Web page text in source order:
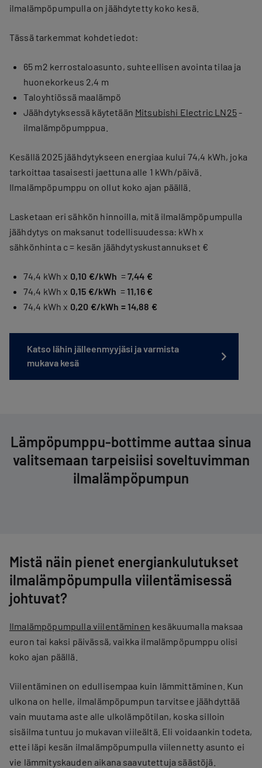
ilmalämpöpumpulla on jäähdytetty koko kesä.
Tässä tarkemmat kohdetiedot:
65 m2 kerrostaloasunto, suhteellisen avointa tilaa ja
huonekorkeus 2,4 m
Taloyhtiössä maalämpö
Jäähdytyksessä käytetään Mitsubishi Electric LN25-
ilmalämpöpumppua.
Kesällä 2025 jäähdytykseen energiaa kului 74,4 kWh, joka
tarkoittaa tasaisesti jaettuna alle 1 kWh/päivä.
Ilmalämpöpumppu on ollut koko ajan päällä.
Lasketaan eri sähkön hinnoilla, mitä ilmalämpöpumpulla
jäähdytys on maksanut todellisuudessa: kWh x
sähkönhinta c = kesän jäähdytyskustannukset €
74,4 kWh x 0,10 €/kWh =7,44 €
74,4 kWh x 0,15 €/kWh =11,16 €
74,4 kWh x 0,20 €/kWh = 14,88 €
Katso lähin jälleenmyyjäsi ja varmista
mukava kesä
Lämpöpumppu-bottimme auttaa sinua
valitsemaan tarpeisiisi so­vel­tu­vim­man
il­ma­läm­pö­pum­pun
Mistä näin pienet energiankulutukset
ilmalämpöpumpulla viilentämisessä
johtuvat?
Ilmalämpöpumpulla viilentäminen kesäkuumalla maksaa
euron tai kaksi päivässä, vaikka ilmalämpöpumppu olisi
koko ajan päällä.
Viilentäminen on edullisempaa kuin lämmittäminen. Kun
ulkona on helle, ilmalämpöpumpun tarvitsee jäähdyttää
vain muutama aste alle ulkolämpötilan, koska silloin
sisäilma tuntuu jo mukavan viileältä. Eli voidaankin todeta,
ettei läpi kesän ilmalämpöpumpulla viilennetty asunto ei
vie lämmityskauden aikana saavutettuja säästöjä.